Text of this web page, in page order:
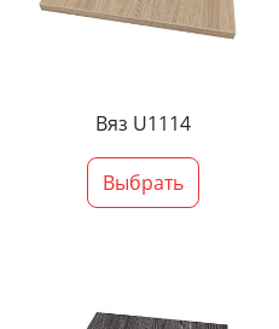
Вяз U1114
Выбрать